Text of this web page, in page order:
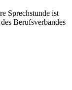
Sprechstunde ist
Berufsverbandes